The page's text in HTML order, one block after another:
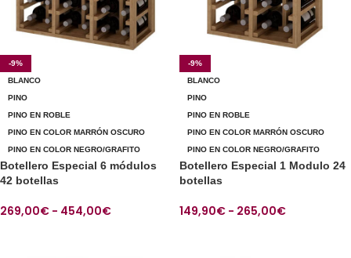
-9%
BLANCO
PINO
PINO EN ROBLE
PINO EN COLOR MARRÓN OSCURO
PINO EN COLOR NEGRO/GRAFITO
Botellero Especial 6 módulos
42 botellas
269,00€ - 454,00€
-9%
BLANCO
PINO
PINO EN ROBLE
PINO EN COLOR MARRÓN OSCURO
PINO EN COLOR NEGRO/GRAFITO
Botellero Especial 1 Modulo 24
botellas
149,90€ - 265,00€